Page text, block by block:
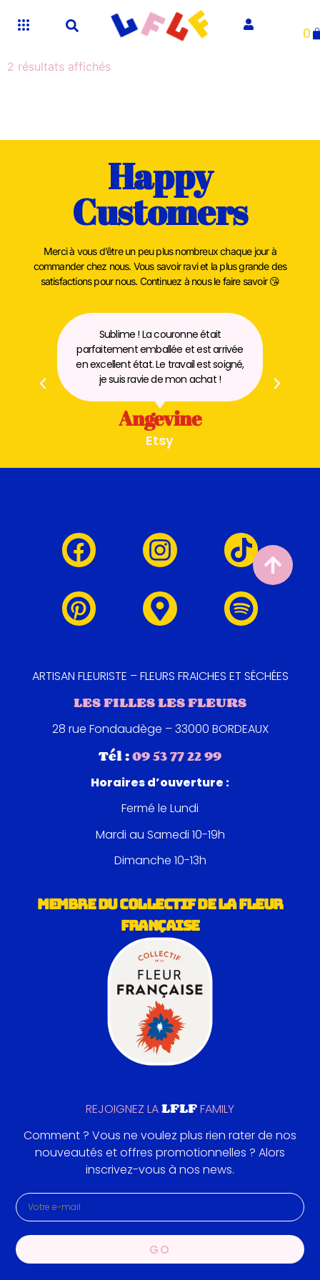
0
2 résultats affichés
Happy
Customers
Merci à vous d’être un peu plus nombreux chaque jour à
commander chez nous. Vous savoir ravi et la plus grande des
satisfactions pour nous. Continuez à nous le faire savoir 😘
Sublime ! La couronne était
parfaitement emballée et est arrivée
en excellent état. Le travail est soigné,
je suis ravie de mon achat !
Angevine
Etsy
ARTISAN FLEURISTE – FLEURS FRAICHES ET SÉCHÉES
LES FILLES LES FLEURS
28 rue Fondaudège – 33000 BORDEAUX
Tél :09 53 77 22 99
Horaires d’ouverture :
Fermé le Lundi
Mardi au Samedi 10-19h
Dimanche 10-13h
MEMBRE DU COLLECTIF DE LA FLEUR
FRANÇAISE
REJOIGNEZ LALFLFFAMILY
Comment ? Vous ne voulez plus rien rater de nos
nouveautés et offres promotionnelles ? Alors
inscrivez-vous à nos news.
GO